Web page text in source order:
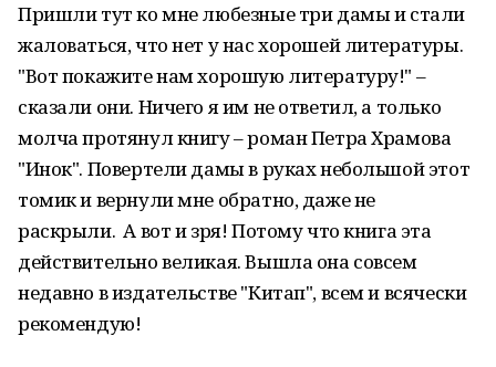
Пришли тут ко мне любезные три дамы и стали
жаловаться, что нет у нас хорошей литературы.
"Вот покажите нам хорошую литературу!" –
сказали они. Ничего я им не ответил, а только
молча протянул книгу – роман Петра Храмова
"Инок". Повертели дамы в руках небольшой этот
томик и вернули мне обратно, даже не
раскрыли. А вот и зря! Потому что книга эта
действительно великая. Вышла она совсем
недавно в издательстве "Китап", всем и всячески
рекомендую!